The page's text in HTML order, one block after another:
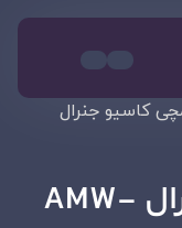
کاسیو جنرال
ساعت مچی کاسیو جنرال AMW-